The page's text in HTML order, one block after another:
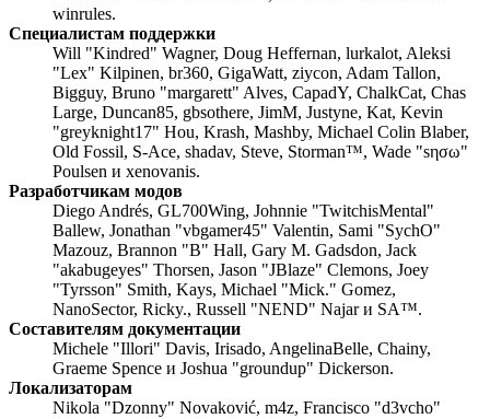
winrules.
Специалистам поддержки
Will "Kindred" Wagner, Doug Heffernan, lurkalot, Aleksi
"Lex" Kilpinen, br360, GigaWatt, ziycon, Adam Tallon,
Bigguy, Bruno "margarett" Alves, CapadY, ChalkCat, Chas
Large, Duncan85, gbsothere, JimM, Justyne, Kat, Kevin
"greyknight17" Hou, Krash, Mashby, Michael Colin Blaber,
Old Fossil, S-Ace, shadav, Steve, Storman™, Wade "sησω"
Poulsen и xenovanis.
Разработчикам модов
Diego Andrés, GL700Wing, Johnnie "TwitchisMental"
Ballew, Jonathan "vbgamer45" Valentin, Sami "SychO"
Mazouz, Brannon "B" Hall, Gary M. Gadsdon, Jack
"akabugeyes" Thorsen, Jason "JBlaze" Clemons, Joey
"Tyrsson" Smith, Kays, Michael "Mick." Gomez,
NanoSector, Ricky., Russell "NEND" Najar и SA™.
Составителям документации
Michele "Illori" Davis, Irisado, AngelinaBelle, Chainy,
Graeme Spence и Joshua "groundup" Dickerson.
Локализаторам
Nikola "Dzonny" Novaković, m4z, Francisco "d3vcho"